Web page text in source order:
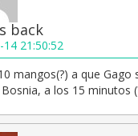
back
14 21:50:52
mangos(?) a que Gago
a los 15 minutos